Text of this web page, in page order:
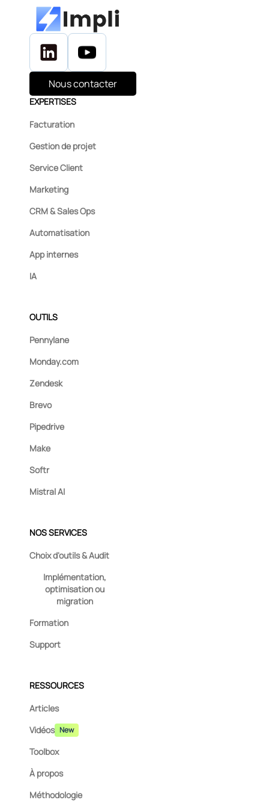
Nous contacter
EXPERTISES
Facturation
Gestion de projet
Service Client
Marketing
CRM & Sales Ops
Automatisation
App internes
IA
OUTILS
Pennylane
Monday.com
Zendesk
Brevo
Pipedrive
Make
Softr
Mistral AI
NOS SERVICES
Choix d'outils & Audit
Implémentation,
optimisation ou
migration
Formation
Support
RESSOURCES
Articles
Vidéos New
Toolbox
À propos
Méthodologie